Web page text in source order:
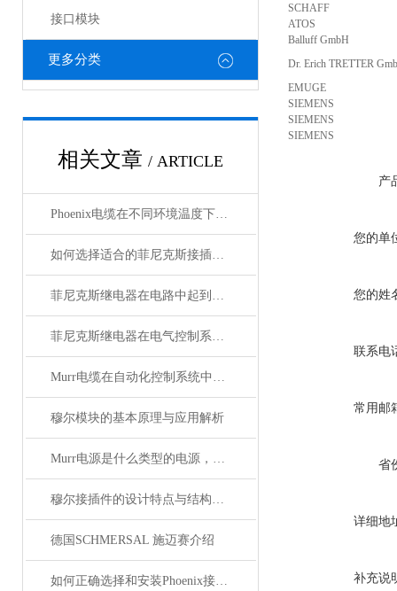
接口模块
更多分类
相关文章 / ARTICLE
Phoenix电缆在不同环境温度下的性能表现如何？
如何选择适合的菲尼克斯接插件？
菲尼克斯继电器在电路中起到什么作用？
菲尼克斯继电器在电气控制系统中的应用
Murr电缆在自动化控制系统中的应用
穆尔模块的基本原理与应用解析
Murr电源是什么类型的电源，主要用于哪些领域？
穆尔接插件的设计特点与结构优化
德国SCHMERSAL 施迈赛介绍
如何正确选择和安装Phoenix接插件以确保其性能？
SCHAFF
ATOS
Balluff GmbH
Dr. Erich TRETTER
EMUGE
SIEMENS
SIEMENS
SIEMENS
产
您的单
您的姓
联系电
常用邮
省
详细地
补充说